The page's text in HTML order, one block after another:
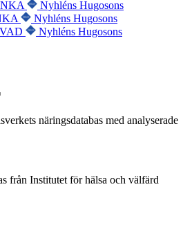
Nyhléns Hugosons
Nyhléns Hugosons
Nyhléns Hugosons
näringsdatabas med analyserade
från Institutet för hälsa och välfärd